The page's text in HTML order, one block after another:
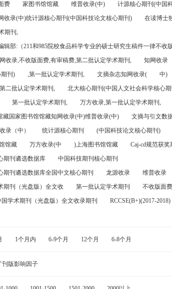
费
家图书馆馆藏 维普收录(中)
计源核心期刊(中国
收录(中)统计源核心期刊(中国科技论文核心期刊) 在读博士
期刊,
部:（211和985院校食品科学专业的硕士研究生稿件一律不收
收录,不收版面费,有审稿费,第二批认定学术期刊,
知网收录
刊)
,第一批认定学术期刊, 文摘杂志知网收录(
中)
二批认定学术期刊,
北大核心期刊(中国人文社会科学核心
第一批认定学术期刊,
万方收录,第一批认定学术期刊,
国家图书馆馆藏知网收录(中)维普收录(中)
文摘与引文数
录（中） 统计源核心期刊 (中国科技论文核心期刊)
馆藏
万方收录(中 )上海图书馆馆藏 Caj-cd规范获奖
期刊遴选数据库
中国科技期刊核心期刊
刊遴选数据库全国中文核心期刊
龙源收录
维普收录
期刊（光盘版）全文收
第一批认定学术期刊 不收版面费
国学术期刊（光盘版）全文收录期刊 RCCSE(B+)(2017-2018)
1个月内 6-9个月 12个月 6-8个月
刊版影响因子